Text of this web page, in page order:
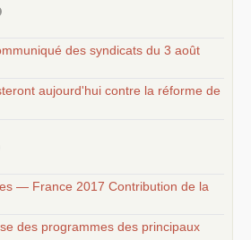
des syndicats du 3 août
aujourd'hui contre la réforme de
— France 2017 Contribution de la
des programmes des principaux